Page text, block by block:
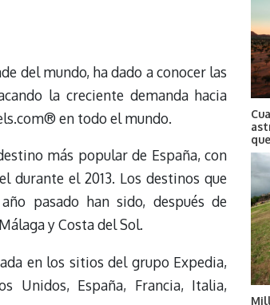
del mundo, ha dado a conocer las
la creciente demanda hacia
en todo el mundo.
más popular de España, con
durante el 2013. Los destinos que
pasado han sido, después de
y Costa del Sol.
en los sitios del grupo Expedia,
Unidos, España, Francia, Italia,